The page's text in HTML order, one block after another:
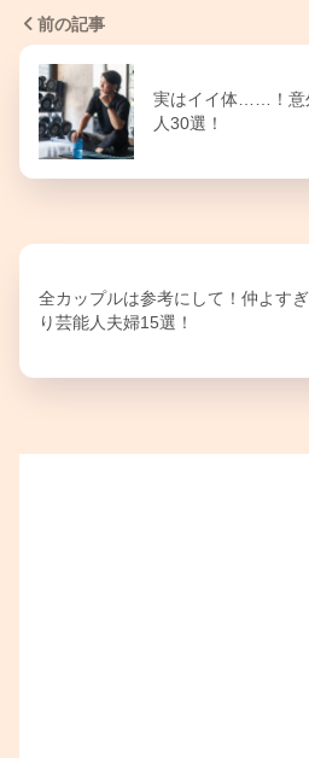
前の記事
実はイイ体……！意
人30選！
全カップルは参考にして！仲よす
り芸能人夫婦15選！